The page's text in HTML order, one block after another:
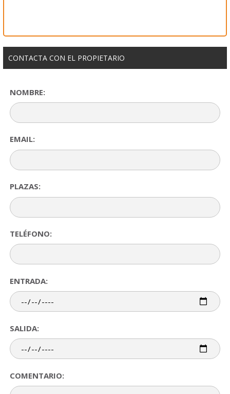
CONTACTA CON EL PROPIETARIO
NOMBRE:
EMAIL:
PLAZAS:
TELÉFONO:
ENTRADA:
SALIDA:
COMENTARIO: